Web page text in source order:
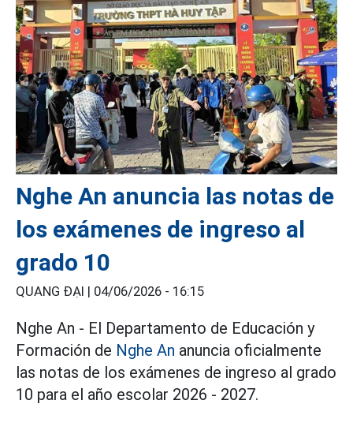
Nghe An anuncia las notas de
los exámenes de ingreso al
grado 10
QUANG ĐẠI | 04/06/2026 - 16:15
Nghe An - El Departamento de Educación y
Formación de Nghe An anuncia oficialmente
las notas de los exámenes de ingreso al grado
10 para el año escolar 2026 - 2027.